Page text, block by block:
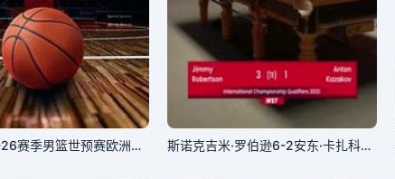
7月7日25-26赛季男篮世预赛欧洲赛区 波兰VS河兰 斯诺克吉米·罗伯逊6-2安东·卡扎科夫20230920